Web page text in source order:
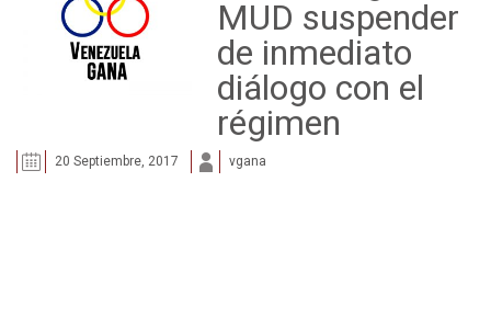
MUD suspender
de inmediato
diálogo con el
régimen
20 Septiembre, 2017 vgana